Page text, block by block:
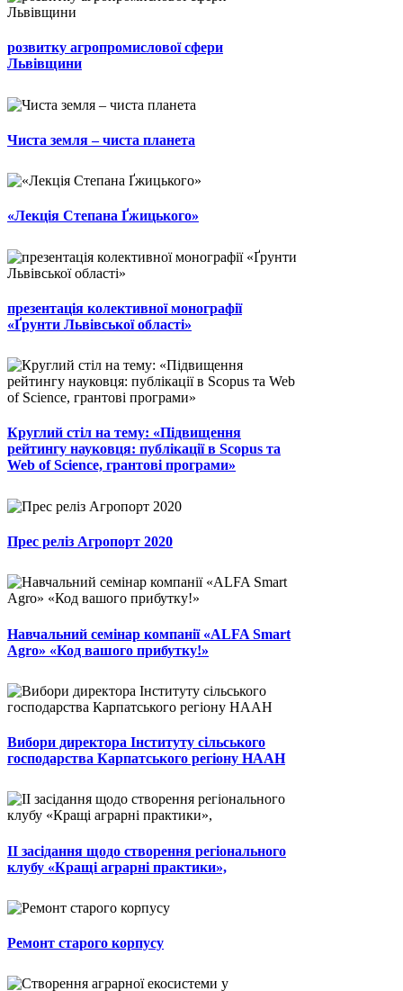
розвитку агропромислової сфери
Львівщини
Чиста земля – чиста планета
«Лекція Степана Ґжицького»
презентація колективної монографії
«Ґрунти Львівської області»
Круглий стіл на тему: «Підвищення
рейтингу науковця: публікації в Scopus та
Web of Science, грантові програми»
Прес реліз Агропорт 2020
Навчальний семінар компанії «ALFA Smart
Agro» «Код вашого прибутку!»
Вибори директора Інституту сільського
господарства Карпатського регіону НААН
ІІ засідання щодо створення регіонального
клубу «Кращі аграрні практики»,
Ремонт старого корпусу